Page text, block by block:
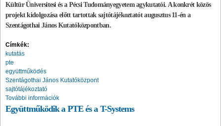
Kültür Üniversitesi és a Pécsi Tudományegyetem agykutatói. A konkrét közös
projekt kidolgozása előtt tartottak sajtótájékoztatót augusztus 11-én a
Szentágothai János Kutatóközpontban.
Címkék:
kutatás
pte
együttműködés
Szentágothai János Kutatóközpont
sajtótájékoztató
További információk
Együttműködik a PTE és a T-Systems